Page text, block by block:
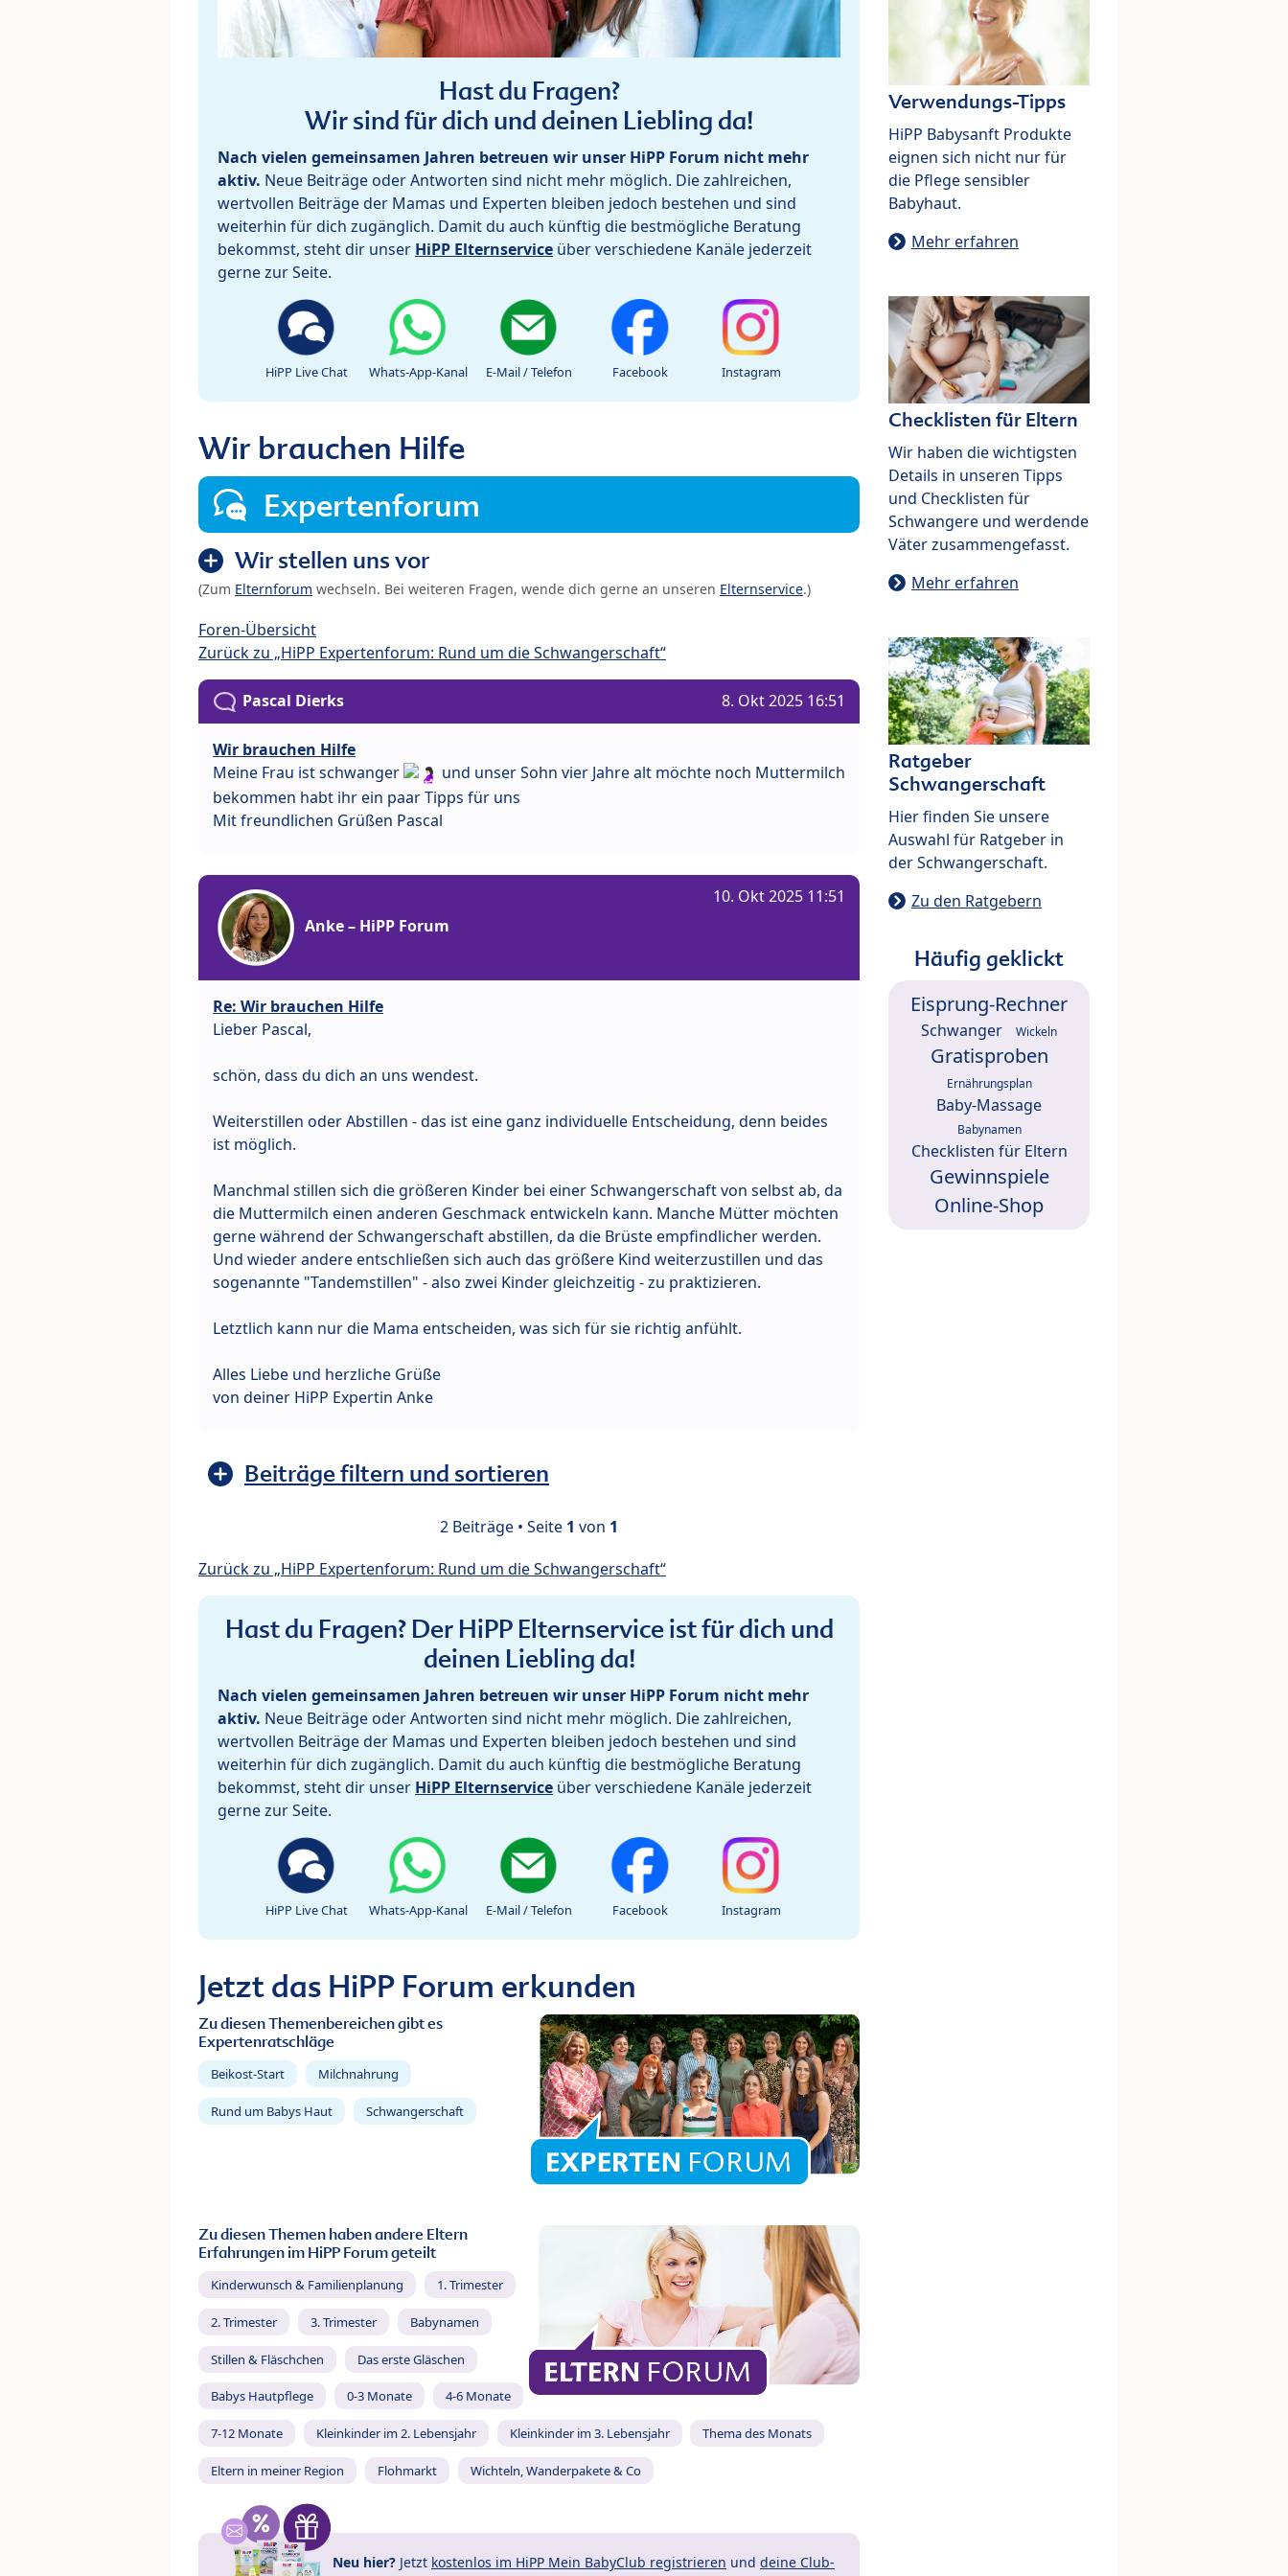
Hast du Fragen?
Wir sind für dich und deinen Liebling da!
Nach vielen gemeinsamen Jahren betreuen wir unser HiPP Forum nicht mehr
aktiv. Neue Beiträge oder Antworten sind nicht mehr möglich. Die zahlreichen,
wertvollen Beiträge der Mamas und Experten bleiben jedoch bestehen und sind
weiterhin für dich zugänglich. Damit du auch künftig die bestmögliche Beratung
bekommst, steht dir unser HiPP Elternservice über verschiedene Kanäle jederzeit
gerne zur Seite.
HiPP Live Chat Whats-App-Kanal E-Mail / Telefon Facebook Instagram
Wir brauchen Hilfe
Expertenforum
Wir stellen uns vor
(Zum Elternforum wechseln. Bei weiteren Fragen, wende dich gerne an unseren Elternservice.)
Foren-Übersicht
Zurück zu „HiPP Expertenforum: Rund um die Schwangerschaft“
Pascal Dierks 8. Okt 2025 16:51
Wir brauchen Hilfe
Meine Frau ist schwanger
und unser Sohn vier Jahre alt möchte noch Muttermilch
bekommen habt ihr ein paar Tipps für uns
Mit freundlichen Grüßen Pascal
Anke – HiPP Forum
10. Okt 2025 11:51
Re: Wir brauchen Hilfe
Lieber Pascal,
schön, dass du dich an uns wendest.
Weiterstillen oder Abstillen - das ist eine ganz individuelle Entscheidung, denn beides
ist möglich.
Manchmal stillen sich die größeren Kinder bei einer Schwangerschaft von selbst ab, da
die Muttermilch einen anderen Geschmack entwickeln kann. Manche Mütter möchten
gerne während der Schwangerschaft abstillen, da die Brüste empfindlicher werden.
Und wieder andere entschließen sich auch das größere Kind weiterzustillen und das
sogenannte "Tandemstillen" - also zwei Kinder gleichzeitig - zu praktizieren.
Letztlich kann nur die Mama entscheiden, was sich für sie richtig anfühlt.
Alles Liebe und herzliche Grüße
von deiner HiPP Expertin Anke
Beiträge filtern und sortieren
2 Beiträge • Seite 1 von 1
Zurück zu „HiPP Expertenforum: Rund um die Schwangerschaft“
Hast du Fragen? Der HiPP Elternservice ist für dich und
deinen Liebling da!
Nach vielen gemeinsamen Jahren betreuen wir unser HiPP Forum nicht mehr
aktiv. Neue Beiträge oder Antworten sind nicht mehr möglich. Die zahlreichen,
wertvollen Beiträge der Mamas und Experten bleiben jedoch bestehen und sind
weiterhin für dich zugänglich. Damit du auch künftig die bestmögliche Beratung
bekommst, steht dir unser HiPP Elternservice über verschiedene Kanäle jederzeit
gerne zur Seite.
HiPP Live Chat Whats-App-Kanal E-Mail / Telefon Facebook Instagram
Jetzt das HiPP Forum erkunden
Zu diesen Themenbereichen gibt es
Expertenratschläge
Beikost-Start Milchnahrung
Rund um Babys Haut Schwangerschaft
Zu diesen Themen haben andere Eltern
Erfahrungen im HiPP Forum geteilt
Kinderwunsch & Familienplanung 1. Trimester
2. Trimester 3. Trimester Babynamen
Stillen & Fläschchen Das erste Gläschen
Babys Hautpflege 0-3 Monate 4-6 Monate
7-12 Monate Kleinkinder im 2. Lebensjahr Kleinkinder im 3. Lebensjahr Thema des Monats
Eltern in meiner Region Flohmarkt Wichteln, Wanderpakete & Co
Neu hier? Jetzt kostenlos im HiPP Mein BabyClub registrieren und deine Club-
Verwendungs-Tipps
HiPP Babysanft Produkte
eignen sich nicht nur für
die Pflege sensibler
Babyhaut.
Mehr erfahren
Checklisten für Eltern
Wir haben die wichtigsten
Details in unseren Tipps
und Checklisten für
Schwangere und werdende
Väter zusammengefasst.
Mehr erfahren
Ratgeber
Schwangerschaft
Hier finden Sie unsere
Auswahl für Ratgeber in
der Schwangerschaft.
Zu den Ratgebern
Häufig geklickt
Eisprung-Rechner
Schwanger Wickeln
Gratisproben
Ernährungsplan
Baby-Massage
Babynamen
Checklisten für Eltern
Gewinnspiele
Online-Shop